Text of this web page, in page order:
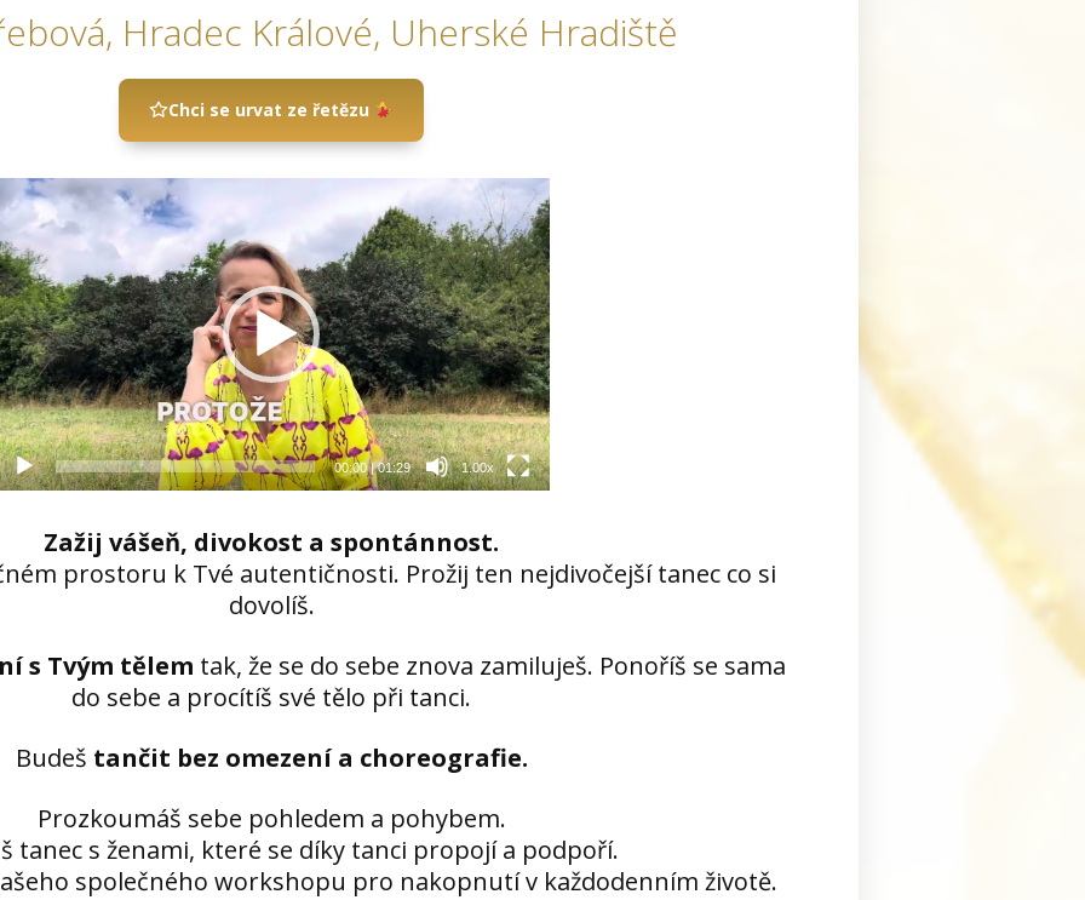
Hradec Králové, Uherské Hradiště
Chci se urvat ze řetězu
00:00|01:29 1.00x
Zažij vášeň, divokost a spontánnost.
prostoru k Tvé autentičnosti. Prožij ten nejdivočejší tanec co si
dovolíš.
s Tvým tělem tak, že se do sebe znova zamiluješ. Ponoříš se sama
do sebe a procítíš své tělo při tanci.
Budeš tančit bez omezení a choreografie.
Prozkoumáš sebe pohledem a pohybem.
tanec s ženami, které se díky tanci propojí a podpoří.
společného workshopu pro nakopnutí v každodenním životě.